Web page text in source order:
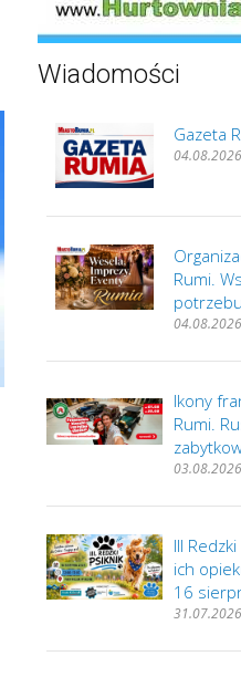
Wiadomości
Gazeta
04.08.2026
Rumi.
04.08.2026
Ikony
Rumi.
03.08.2026
III
ich
16
31.07.2026